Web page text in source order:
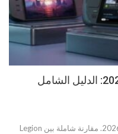
أفضل أجهزة الألعاب المحمولة 2026: الدليل الشامل
اكتشف أفضل أجهزة الألعاب المحمولة لعام 2026. مقارنة شاملة بين Legion